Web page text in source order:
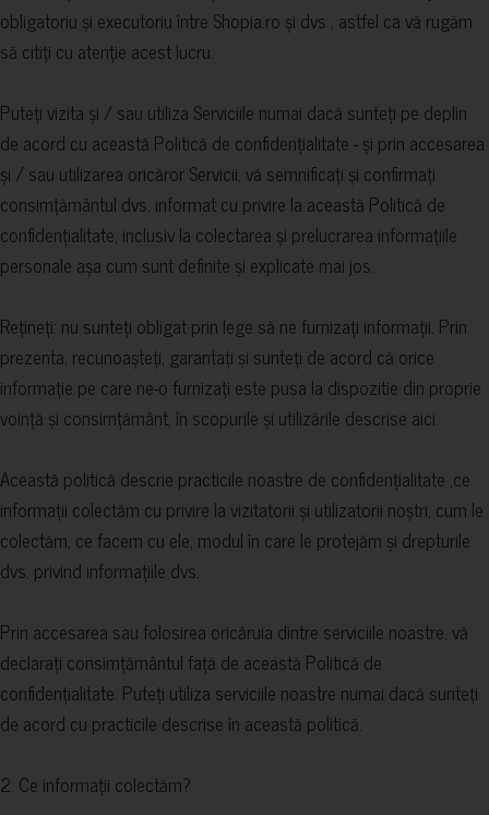
obligatoriu și executoriu între Shopia.ro și dvs , astfel ca vă rugăm
să citiți cu atenție acest lucru.
Puteți vizita și / sau utiliza Serviciile numai dacă sunteți pe deplin
de acord cu această Politică de confidențialitate - și prin accesarea
și / sau utilizarea oricăror Servicii, vă semnificați și confirmați
consimțământul dvs. informat cu privire la această Politică de
confidențialitate, inclusiv la colectarea și prelucrarea informațiile
personale așa cum sunt definite și explicate mai jos.
Rețineți: nu sunteți obligat prin lege să ne furnizați informații. Prin
prezenta, recunoașteți, garantați și sunteți de acord că orice
informație pe care ne-o furnizați este pusa la dispozitie din proprie
voință și consimțământ, în scopurile și utilizările descrise aici.
Această politică descrie practicile noastre de confidențialitate ,ce
informații colectăm cu privire la vizitatorii și utilizatorii noștri, cum le
colectăm, ce facem cu ele, modul în care le protejăm și drepturile
dvs. privind informațiile dvs.
Prin accesarea sau folosirea oricăruia dintre serviciile noastre, vă
declarați consimțământul față de această Politică de
confidențialitate. Puteți utiliza serviciile noastre numai dacă sunteți
de acord cu practicile descrise în această politică.
2. Ce informații colectăm?